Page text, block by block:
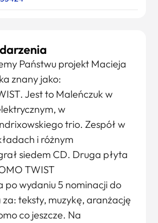
Państwu projekt Macieja
znany jako:
Jest to Maleńczuk w
w
trio. Zespół w
i różnym
siedem CD. Druga płyta
TWIST
po wydaniu 5 nominacji do
teksty, muzykę, aranżację
co jeszcze. Na